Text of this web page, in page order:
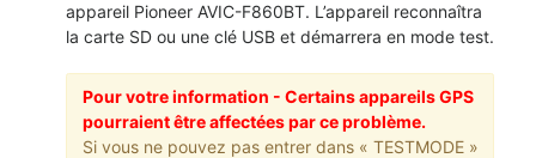
appareil Pioneer AVIC-F860BT. L’appareil reconnaîtra
la carte SD ou une clé USB et démarrera en mode test.
Pour votre information - Certains appareils GPS
pourraient être affectées par ce problème.
Si vous ne pouvez pas entrer dans « TESTMODE »